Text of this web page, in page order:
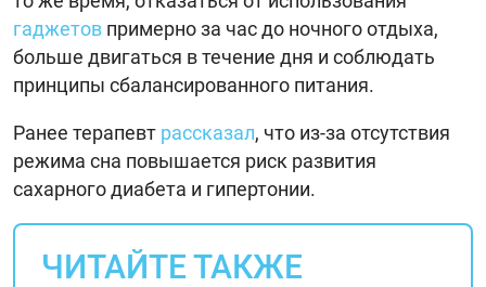
гаджетов примерно за час до ночного отдыха,
больше двигаться в течение дня и соблюдать
принципы сбалансированного питания.
Ранее терапевт рассказал, что из-за отсутствия
режима сна повышается риск развития
сахарного диабета и гипертонии.
ЧИТАЙТЕ ТАКЖЕ